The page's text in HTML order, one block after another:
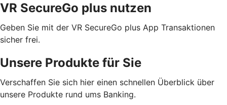
VR SecureGo plus nutzen
Geben Sie mit der VR SecureGo plus App Transaktionen
sicher frei.
Unsere Produkte für Sie
Verschaffen Sie sich hier einen schnellen Überblick über
unsere Produkte rund ums Banking.